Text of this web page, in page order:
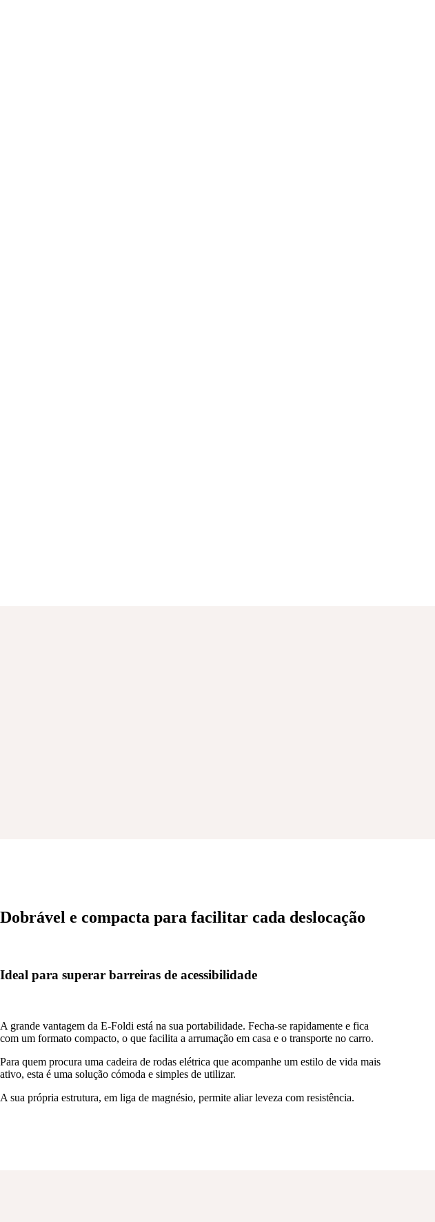
Dobrável e compacta para facilitar cada deslocação
Ideal para superar barreiras de acessibilidade
A grande vantagem da E-Foldi está na sua portabilidade. Fecha-se rapidamente e fica
com um formato compacto, o que facilita a arrumação em casa e o transporte no carro.
Para quem procura uma cadeira de rodas elétrica que acompanhe um estilo de vida mais
ativo, esta é uma solução cómoda e simples de utilizar.
A sua própria estrutura, em liga de magnésio, permite aliar leveza com resistência.